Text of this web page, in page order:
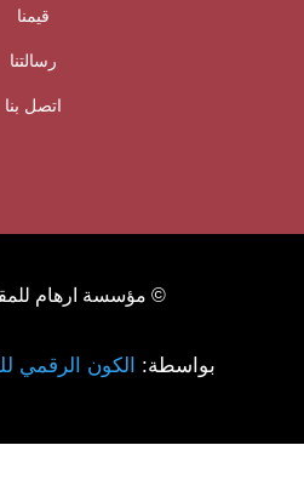
قيمنا
رسالتنا
اتصل بنا
© مؤسسة ارهام
بواسطة: الكون الرقمي